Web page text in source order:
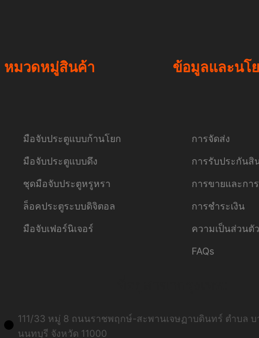
หมวดหมู่สินค้า
มือจับประตูแบบก้านโยก
มือจับประตูแบบดึง
ชุดมือจับประตูหรูหรา
ล็อคประตูระบบดิจิตอล
มือจับเฟอร์นิเจอร์
ข้อมูลและนโ
การจัดส่ง
การรับประกันสิ
การขายและกา
การชำระเงิน
ความเป็นส่วนตัว
FAQs
111/33 หมู่ 8 ถนนราชพฤกษ์-สะพานเจษฏาบดินทร์ ตำบล บา
นนทบุรี จังหวัด 11000